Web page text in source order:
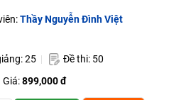
Thầy Nguyễn Đình Việt
25
Đề thi: 50
Giá:899,000 đ